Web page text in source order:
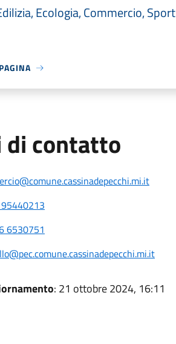
Ecologia, Commercio, Sport
di contatto
6530751
: 21 ottobre 2024, 16:11